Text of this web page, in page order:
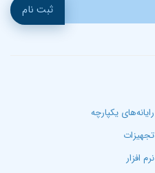
ثبت نام
رایانه‌های یکپارچه
تجهیزات
نرم افزار